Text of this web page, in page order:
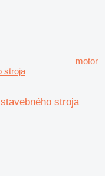
motor
stroja
stroja